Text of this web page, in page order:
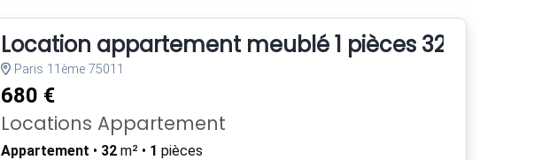
Location appartement meublé 1 pièces 32m²
Paris 11ème 75011
680 €
Locations Appartement
Appartement • 32m² • 1 pièces